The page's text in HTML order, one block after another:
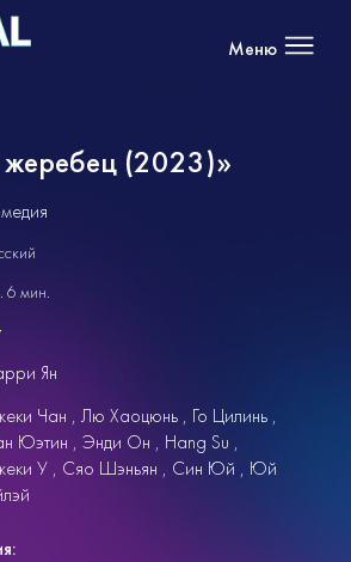
Меню
(2023)»
6 мин.
Ян
Чан Лю Хаоцюнь
Го Цилинь
Юэтин
Энди Он
Hang Su
У
Сяо Шэньян Син Юй
Юй